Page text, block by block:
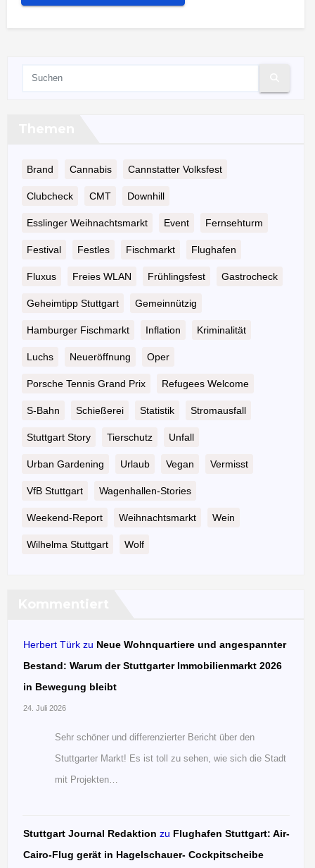
Brand Cannabis Cannstatter Volksfest
Clubcheck CMT Downhill
Esslinger Weihnachtsmarkt Event Fernsehturm
Festival Festles Fischmarkt Flughafen
Fluxus Freies WLAN Frühlingsfest Gastrocheck
Geheimtipp Stuttgart Gemeinnützig
Hamburger Fischmarkt Inflation Kriminalität
Luchs Neueröffnung Oper
Porsche Tennis Grand Prix Refugees Welcome
S-Bahn Schießerei Statistik Stromausfall
Stuttgart Story Tierschutz Unfall
Urban Gardening Urlaub Vegan Vermisst
VfB Stuttgart Wagenhallen-Stories
Weekend-Report Weihnachtsmarkt Wein
Wilhelma Stuttgart Wolf
Herbert Türk zu Neue Wohnquartiere und angespannter
Bestand: Warum der Stuttgarter Immobilienmarkt 2026
in Bewegung bleibt
24. Juli 2026
Sehr schöner und differenzierter Bericht über den
Stuttgarter Markt! Es ist toll zu sehen, wie sich die Stadt
mit Projekten…
Stuttgart Journal Redaktion zu Flughafen Stuttgart: Air-
Cairo-Flug gerät in Hagelschauer- Cockpitscheibe